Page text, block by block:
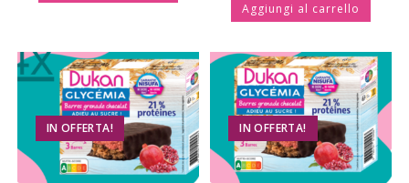
Aggiungi al carrello
IN OFFERTA! IN OFFERTA!